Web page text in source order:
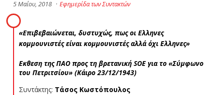
5 Μαΐου, 2018 · Εφημερίδα των Συντακτών
«Επιβεβαιώνεται, δυστυχώς, πως οι Ελληνες
κομμουνιστές είναι κομμουνιστές αλλά όχι Ελληνες»
Εκθεση της ΠΑΟ προς τη βρετανική SOE για το «Σύμφωνο
του Πετριτσίου» (Κάιρο 23/12/1943)
Συντάκτης: Τάσος Κωστόπουλος